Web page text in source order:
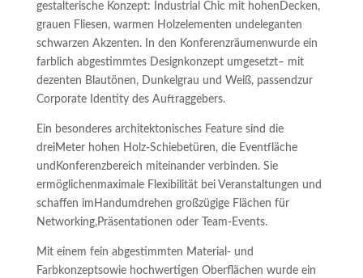
gestalterische Konzept: Industrial Chic mit hohen Decken,
grauen Fliesen, warmen Holzelementen undeleganten
schwarzen Akzenten. In den Konferenzräumenwurde ein
farblich abgestimmtes Designkonzept umgesetzt– mit
dezenten Blautönen, Dunkelgrau und Weiß, passendzur
Corporate Identity des Auftraggebers.
Ein besonderes architektonisches Feature sind die
dreiMeter hohen Holz-Schiebetüren, die Eventfläche
und Konferenzbereich miteinander verbinden. Sie
ermöglichenmaximale Flexibilität bei Veranstaltungen und
schaffen im Handumdrehen großzügige Flächen für
Networking,Präsentationen oder Team-Events.
Mit einem fein abgestimmten Material- und
Farbkonzeptsowie hochwertigen Oberflächen wurde ein